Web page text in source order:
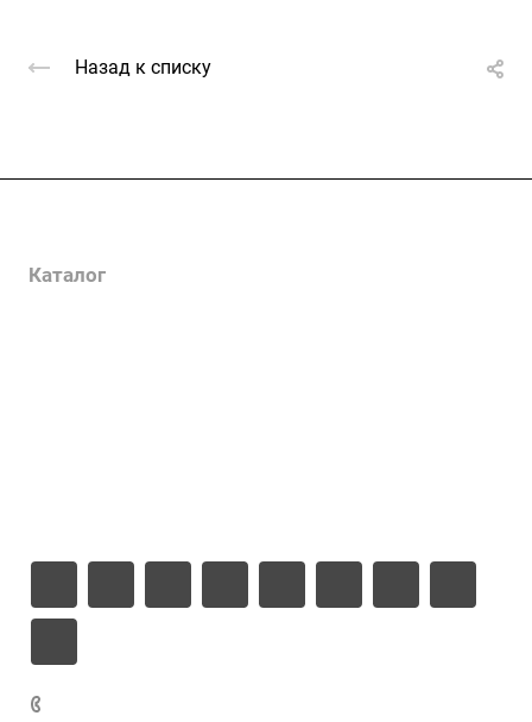
Назад к списку
Каталог